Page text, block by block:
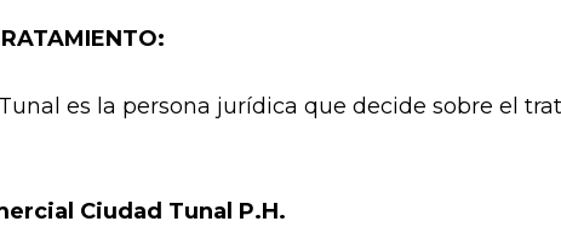
es la persona jurídica que decide sobre el
Ciudad Tunal P.H.